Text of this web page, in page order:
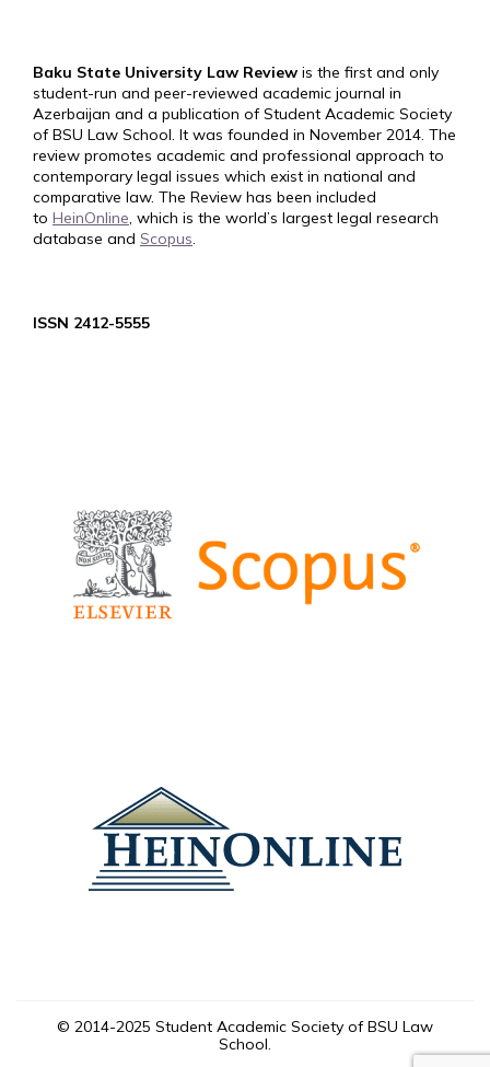
Baku State University Law Review is the first and only
student-run and peer-reviewed academic journal in
Azerbaijan and a publication of Student Academic Society
of BSU Law School. It was founded in November 2014. The
review promotes academic and professional approach to
contemporary legal issues which exist in national and
comparative law. The Review has been included
to HeinOnline, which is the world’s largest legal research
database and Scopus.
ISSN 2412-5555
© 2014-2025 Student Academic Society of BSU Law
School.